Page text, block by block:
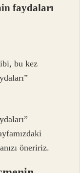
faydaları
bu kez
öneririz.